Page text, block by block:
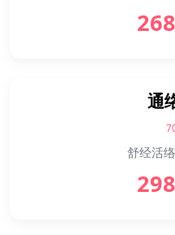
通
舒经活